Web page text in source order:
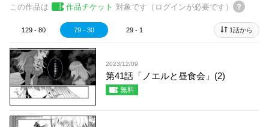
この作品は 作品チケット 対象です（ログインが必要です）
129 - 80 79 - 30 29 - 1 1話から
2023/12/09
第41話「ノエルと昼食会」(2)
無料